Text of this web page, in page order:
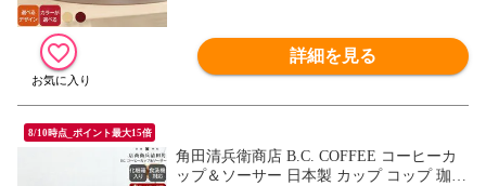
詳細を見る
8/10時点_ポイント最大15倍
角田清兵衛商店 B.C. COFFEE コーヒーカ
ップ＆ソーサー 日本製 カップ コップ 珈琲